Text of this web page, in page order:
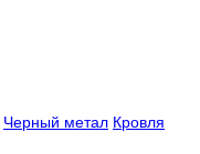
Черный метал Кровля